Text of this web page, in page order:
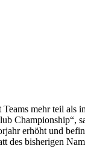
mehr teil
erhöht und
des bisherigen